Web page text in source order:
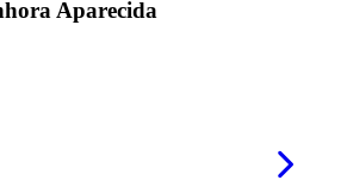
Aparecida